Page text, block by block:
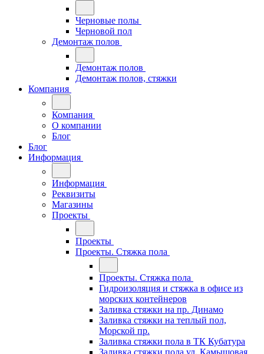
Черновые полы
Черновой пол
Демонтаж полов
Демонтаж полов
Демонтаж полов, стяжки
Компания
Компания
О компании
Блог
Блог
Информация
Информация
Реквизиты
Магазины
Проекты
Проекты
Проекты. Стяжка пола
Проекты. Стяжка пола
Гидроизоляция и стяжка в офисе из
морских контейнеров
Заливка стяжки на пр. Динамо
Заливка стяжки на теплый пол,
Морской пр.
Заливка стяжки пола в ТК Кубатура
Заливка стяжки пола ул. Камышовая